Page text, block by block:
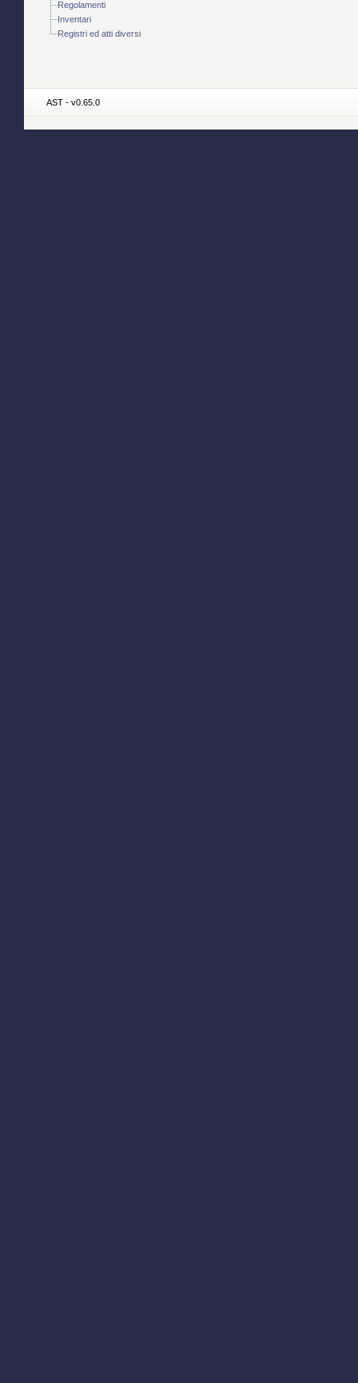
Regolamenti
Inventari
Registri ed atti diversi
AST - v0.65.0